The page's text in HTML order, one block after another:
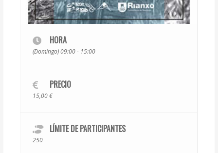
HORA
(Domingo) 09:00 - 15:00
PRECIO
15,00 €
LÍMITE DE PARTICIPANTES
250